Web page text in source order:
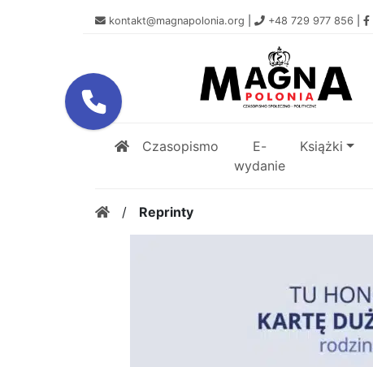
kontakt@magnapolonia.org +48 729 977 856
Czasopismo
E-
wydanie
Książki
/ Reprinty